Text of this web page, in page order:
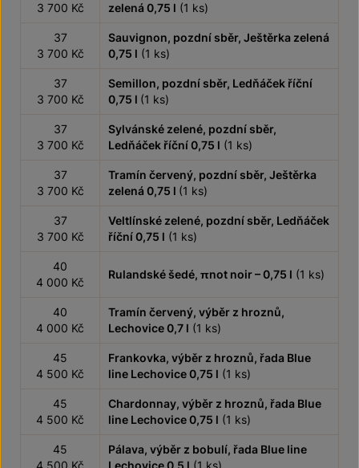
3 700 Kč
zelená 0,75 l (1 ks)
37
3 700 Kč
Sauvignon, pozdní sběr, Ještěrka zelená
0,75 l (1 ks)
37
3 700 Kč
Semillon, pozdní sběr, Ledňáček říční
0,75 l (1 ks)
37
3 700 Kč
Sylvánské zelené, pozdní sběr,
Ledňáček říční 0,75 l (1 ks)
37
3 700 Kč
Tramín červený, pozdní sběr, Ještěrka
zelená 0,75 l (1 ks)
37
3 700 Kč
Veltlínské zelené, pozdní sběr, Ledňáček
říční 0,75 l (1 ks)
40
4 000 Kč
Rulandské šedé, πnot noir – 0,75 l (1 ks)
40
4 000 Kč
Tramín červený, výběr z hroznů,
Lechovice 0,7 l (1 ks)
45
4 500 Kč
Frankovka, výběr z hroznů, řada Blue
line Lechovice 0,75 l (1 ks)
45
4 500 Kč
Chardonnay, výběr z hroznů, řada Blue
line Lechovice 0,75 l (1 ks)
45
4 500 Kč
Pálava, výběr z bobulí, řada Blue line
Lechovice 0,5 l (1 ks)